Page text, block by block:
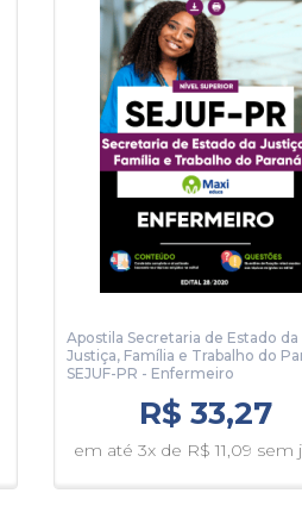
Apostila Secretaria de Estado da
Justiça, Família e Trabalho do
SEJUF-PR - Enfermeiro
R$ 33,27
em até 3x de R$ 11,09 sem